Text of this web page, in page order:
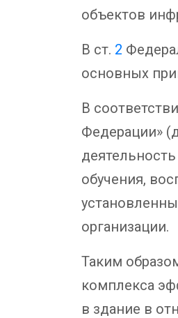
объектов
В ст. 2
основных
В
Федерации»
обучения,
организации.
Таким
комплекса
в здание в